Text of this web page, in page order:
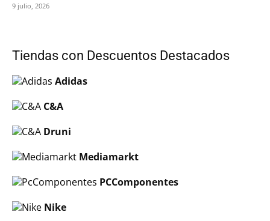
9 julio, 2026
Tiendas con Descuentos Destacados
Adidas
C&A
Druni
Mediamarkt
PCComponentes
Nike